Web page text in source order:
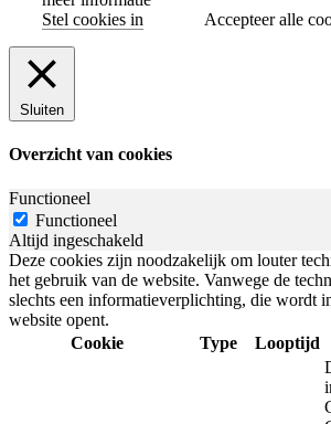
Stel cookies in
Accepteer alle
Sluiten
Overzicht van cookies
Functioneel
Functioneel
Altijd ingeschakeld
Deze cookies zijn noodzakelijk om louter
het gebruik van de website. Vanwege de
slechts een informatieverplichting, die wordt
website opent.
Cookie
Type Looptijd